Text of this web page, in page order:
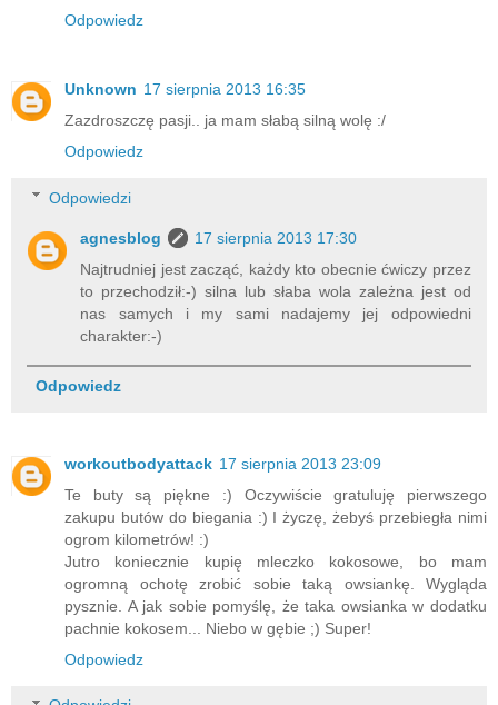
Odpowiedz
Unknown 17 sierpnia 2013 16:35
Zazdroszczę pasji.. ja mam słabą silną wolę :/
Odpowiedz
Odpowiedzi
agnesblog
17 sierpnia 2013 17:30
Najtrudniej jest zacząć, każdy kto obecnie ćwiczy przez
to przechodził:-) silna lub słaba wola zależna jest od
nas samych i my sami nadajemy jej odpowiedni
charakter:-)
Odpowiedz
workoutbodyattack 17 sierpnia 2013 23:09
Te buty są piękne :) Oczywiście gratuluję pierwszego
zakupu butów do biegania :) I życzę, żebyś przebiegła nimi
ogrom kilometrów! :)
Jutro koniecznie kupię mleczko kokosowe, bo mam
ogromną ochotę zrobić sobie taką owsiankę. Wygląda
pysznie. A jak sobie pomyślę, że taka owsianka w dodatku
pachnie kokosem... Niebo w gębie ;) Super!
Odpowiedz